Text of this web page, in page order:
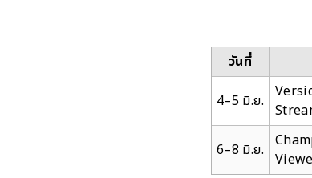
วันที่
4–5 มิ.ย.
6–8 มิ.ย.